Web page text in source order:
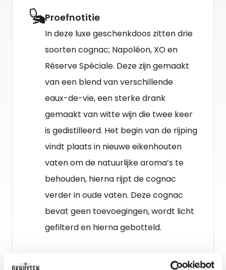
Proefnotitie
In deze luxe geschenkdoos zitten drie
soorten cognac; Napoléon, XO en
Réserve Spéciale. Deze zijn gemaakt
van een blend van verschillende
eaux-de-vie, een sterke drank
gemaakt van witte wijn die twee keer
is gedistilleerd. Het begin van de rijping
vindt plaats in nieuwe eikenhouten
vaten om de natuurlijke aroma’s te
behouden, hierna rijpt de cognac
verder in oude vaten. Deze cognac
bevat geen toevoegingen, wordt licht
gefilterd en hierna gebotteld.